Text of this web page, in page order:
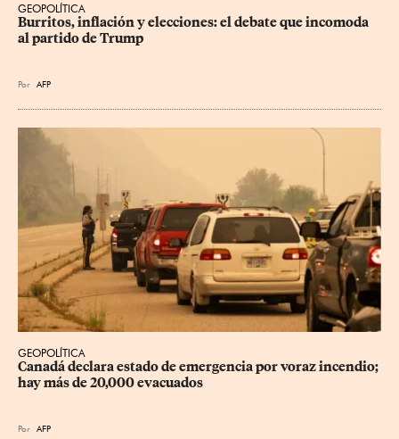
GEOPOLÍTICA
Burritos, inflación y elecciones: el debate que incomoda
al partido de Trump
Por AFP
GEOPOLÍTICA
Canadá declara estado de emergencia por voraz incendio;
hay más de 20,000 evacuados
Por AFP